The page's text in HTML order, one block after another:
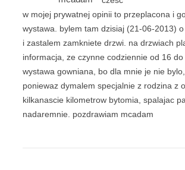
w mojej prywatnej opinii to przeplacona i
wystawa. bylem tam dzisiaj (21-06-2013)
i zastalem zamkniete drzwi. na drzwiach
informacja, ze czynne codziennie od 16
wystawa gowniana, bo dla mnie je nie
poniewaz dymalem specjalnie z rodzina z
kilkanascie kilometrow bytomia, spalajac
nadaremnie. pozdrawiam mcadam